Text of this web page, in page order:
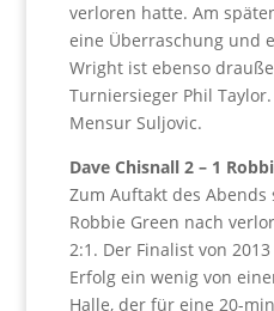
verloren hatte. Am
eine Überraschung und
Wright ist ebenso
Turniersieger Phil
Mensur Suljovic.
Dave Chisnall 2 – 1
Zum Auftakt des Abends
Robbie Green nach
2:1. Der Finalist von
Erfolg ein wenig von
Halle, der für eine 20-